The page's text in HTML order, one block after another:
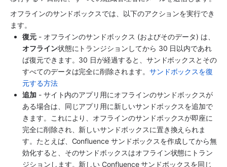
オフラインのサンドボックスでは、以下のアクションを実行でき
ます。
復元 - オフラインのサンドボックス (およびそのデータ) は、
オフライン状態にトランジションしてから 30 日以内であれ
ば復元できます。30 日が経過すると、サンドボックスとその
すべてのデータは完全に削除されます。 サンドボックスを復
元する方法
追加 - サイト内のアプリ用にオフラインのサンドボックスが
ある場合は、同じアプリ用に新しいサンドボックスを追加で
きます。これにより、オフラインのサンドボックスが即座に
完全に削除され、新しいサンドボックスに置き換えられま
す。たとえば、Confluence サンドボックスを作成してから無
効化すると、そのサンドボックスはオフライン状態にトラン
ジションします。新しい Confluence サンドボックスを同じ